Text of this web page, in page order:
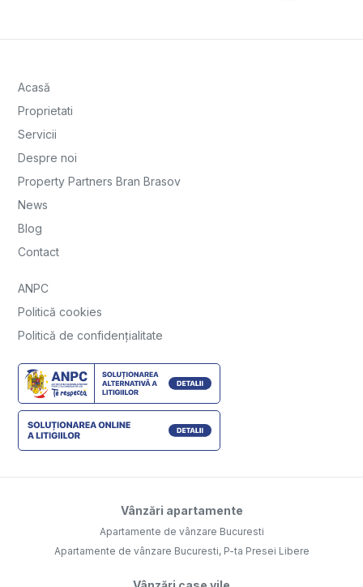
Acasă
Proprietati
Servicii
Despre noi
Property Partners Bran Brasov
News
Blog
Contact
ANPC
Politică cookies
Politică de confidențialitate
Vânzări apartamente
Apartamente de vânzare Bucuresti
Apartamente de vânzare Bucuresti, P-ta Presei Libere